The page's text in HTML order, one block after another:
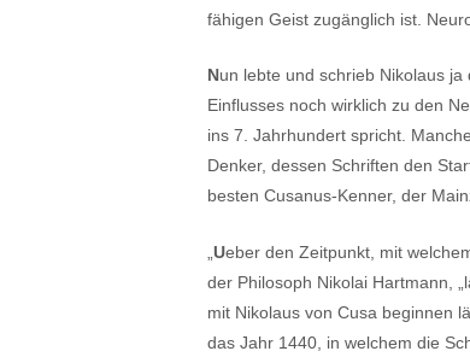
fähigen Geist zugänglich ist.
Nun lebte und schrieb Nikolaus
Einflusses noch wirklich zu den
ins 7. Jahrhundert spricht.
Denker, dessen Schriften den
besten Cusanus-Kenner, der
Ueber den Zeitpunkt, mit
der Philosoph Nikolai Hartmann,
mit Nikolaus von Cusa beginnen
das Jahr 1440, in welchem die